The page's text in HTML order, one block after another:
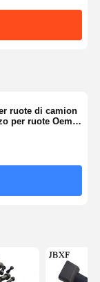
ruote di camion
per ruote Oem